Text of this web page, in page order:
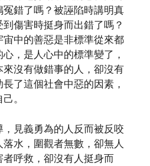
錯了嗎？被誣陷時講明真
傷害時挺身而出錯了嗎？
中的善惡是非標準從來都
，是人心中的標準變了，
沒有做錯事的人，卻沒有
了這個社會中惡的因素，
。
見義勇為的人反而被反咬
水，圍觀者無數，卻無人
呼救，卻沒有人挺身而